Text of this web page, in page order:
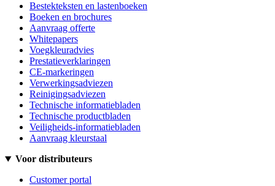
Bestekteksten en lastenboeken
Boeken en brochures
Aanvraag offerte
Whitepapers
Voegkleuradvies
Prestatieverklaringen
CE-markeringen
Verwerkingsadviezen
Reinigingsadviezen
Technische informatiebladen
Technische productbladen
Veiligheids-informatiebladen
Aanvraag kleurstaal
Voor distributeurs
Customer portal